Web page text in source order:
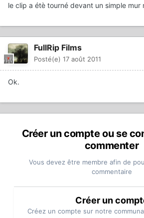
le clip a étè tourné devant un simple mur
FullRip Films
Posté(e) 17 août 2011
Ok.
Créer un compte ou se
commenter
Vous devez être membre afin de
commentaire
Créer un
Créez un compte sur notre